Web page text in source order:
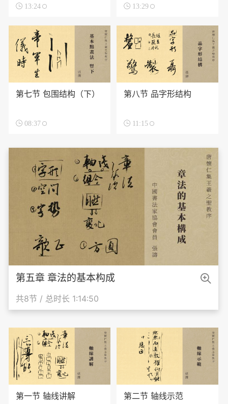
 13:24  13:29
第七节 包围结构（下）
 08:37
第八节 品字形结构
 11:15
第五章 章法的基本构成
共8节 / 总时长 1:14:50

第一节 轴线讲解 第二节 轴线示范